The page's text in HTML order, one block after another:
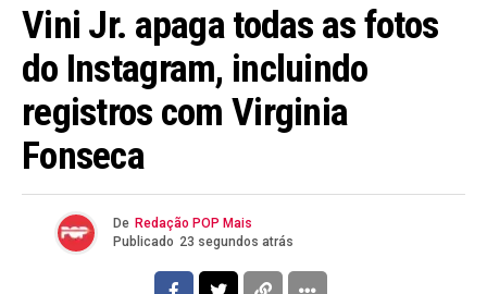
Vini Jr. apaga todas as fotos
do Instagram, incluindo
registros com Virginia
Fonseca
De Redação POP Mais
Publicado 23 segundos atrás